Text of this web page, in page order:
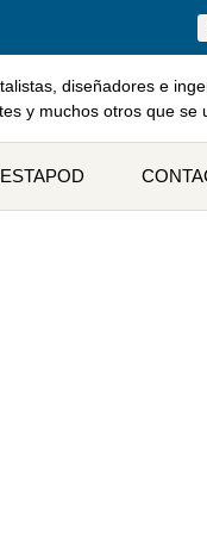
diseñadores e
y muchos otros que se